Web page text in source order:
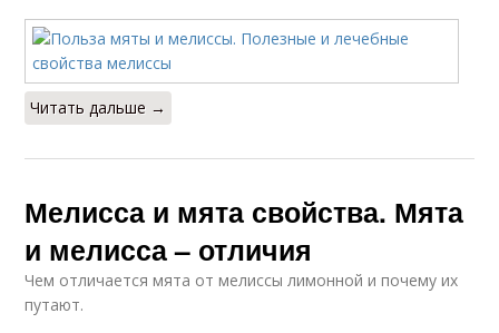
Читать дальше →
Мелисса и мята свойства. Мята
и мелисса – отличия
Чем отличается мята от мелиссы лимонной и почему их
путают.